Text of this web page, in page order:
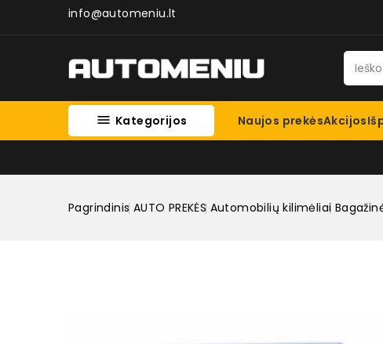
info@automeniu.lt
 Kategorijos Naujos prekėsAkcijos
Pagrindinis AUTO PREKĖS Automobilių kilimėliai